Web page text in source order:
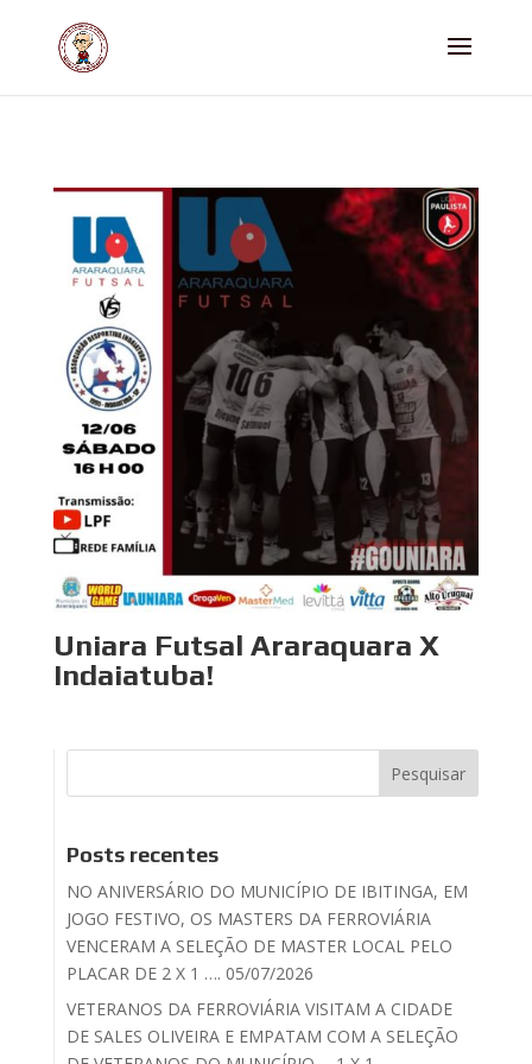
Uniara Futsal Araraquara X
Indaiatuba!
Posts recentes
NO ANIVERSÁRIO DO MUNICÍPIO DE IBITINGA, EM
JOGO FESTIVO, OS MASTERS DA FERROVIÁRIA
VENCERAM A SELEÇÃO DE MASTER LOCAL PELO
PLACAR DE 2 X 1 …. 05/07/2026
VETERANOS DA FERROVIÁRIA VISITAM A CIDADE
DE SALES OLIVEIRA E EMPATAM COM A SELEÇÃO